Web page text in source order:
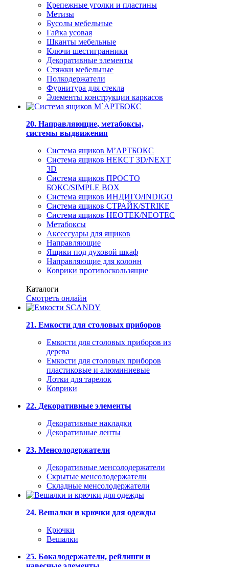
Крепежные уголки и пластины
Метизы
Бусолы мебельные
Гайка усовая
Шканты мебельные
Ключи шестигранники
Декоративные элементы
Стяжки мебельные
Полкодержатели
Фурнитура для стекла
Элементы конструкции каркасов
20. Направляющие, метабоксы,
системы выдвижения
Система ящиков М’АРТБОКС
Система ящиков НЕКСТ 3D/NEXT
3D
Система ящиков ПРОСТО
БОКС/SIMPLE BOX
Система ящиков ИНДИГО/INDIGO
Система ящиков СТРАЙК/STRIKE
Система ящиков НЕОТЕК/NEOTEC
Метабоксы
Аксессуары для ящиков
Направляющие
Ящики под духовой шкаф
Направляющие для колонн
Коврики противоскользящие
Каталоги
Смотреть онлайн
21. Емкости для столовых приборов
Емкости для столовых приборов из
дерева
Емкости для столовых приборов
пластиковые и алюминиевые
Лотки для тарелок
Коврики
22. Декоративные элементы
Декоративные накладки
Декоративные ленты
23. Менсолодержатели
Декоративные менсолодержатели
Скрытые менсолодержатели
Складные менсолодержатели
24. Вешалки и крючки для одежды
Крючки
Вешалки
25. Бокалодержатели, рейлинги и